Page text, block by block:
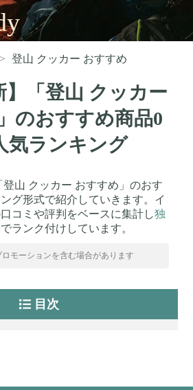
登山 クッカー おすすめ
】「登山 クッカー
のおすすめ商品0
気ランキング
登山 クッカー おすすめ」のおす
グ形式で紹介していきます。イ
コミや評判をベースに集計し独
でランク付けしています。
モーションを含む場合があります
目次